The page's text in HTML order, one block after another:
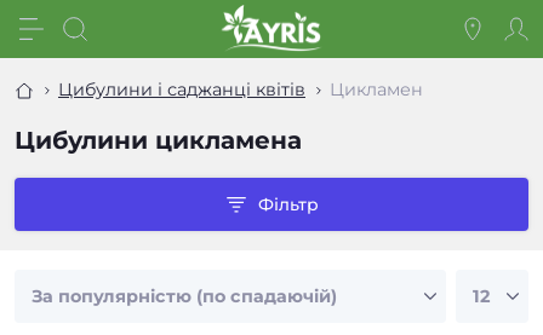
Цибулини і саджанці квітів Цикламен
Цибулини цикламена
Фільтр